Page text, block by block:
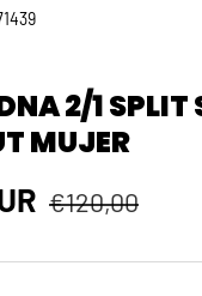
2/1 SPLIT
MUJER
Precio normal
€120,00